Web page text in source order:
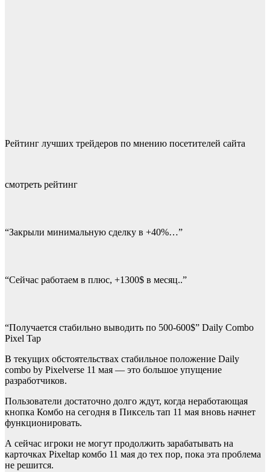
Рейтинг лучших трейдеров по мнению посетителей сайта
смотреть рейтинг
“Закрыли минимальную сделку в +40%…”
“Сейчас работаем в плюс, +1300$ в месяц..”
“Получается стабильно выводить по 500-600$” Daily Combo
Pixel Tap
В текущих обстоятельствах стабильное положение Daily
combo by Pixelverse 11 мая — это большое упущение
разработчиков.
Пользователи достаточно долго ждут, когда неработающая
кнопка Комбо на сегодня в Пиксель тап 11 мая вновь начнет
функционировать.
А сейчас игроки не могут продолжить зарабатывать на
карточках Pixeltap комбо 11 мая до тех пор, пока эта проблема
не решится.